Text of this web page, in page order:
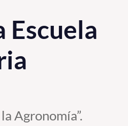
Escuela
Agronomía”.